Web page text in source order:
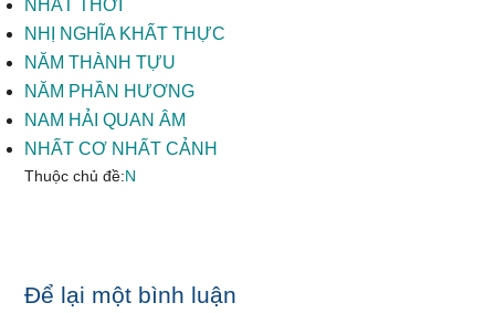
NHẤT THỜI
NHỊ NGHĨA KHẤT THỰC
NĂM THÀNH TỰU
NĂM PHẦN HƯƠNG
NAM HẢI QUAN ÂM
NHẤT CƠ NHẤT CẢNH
Thuộc chủ đề:N
Reader
Để lại một bình luận